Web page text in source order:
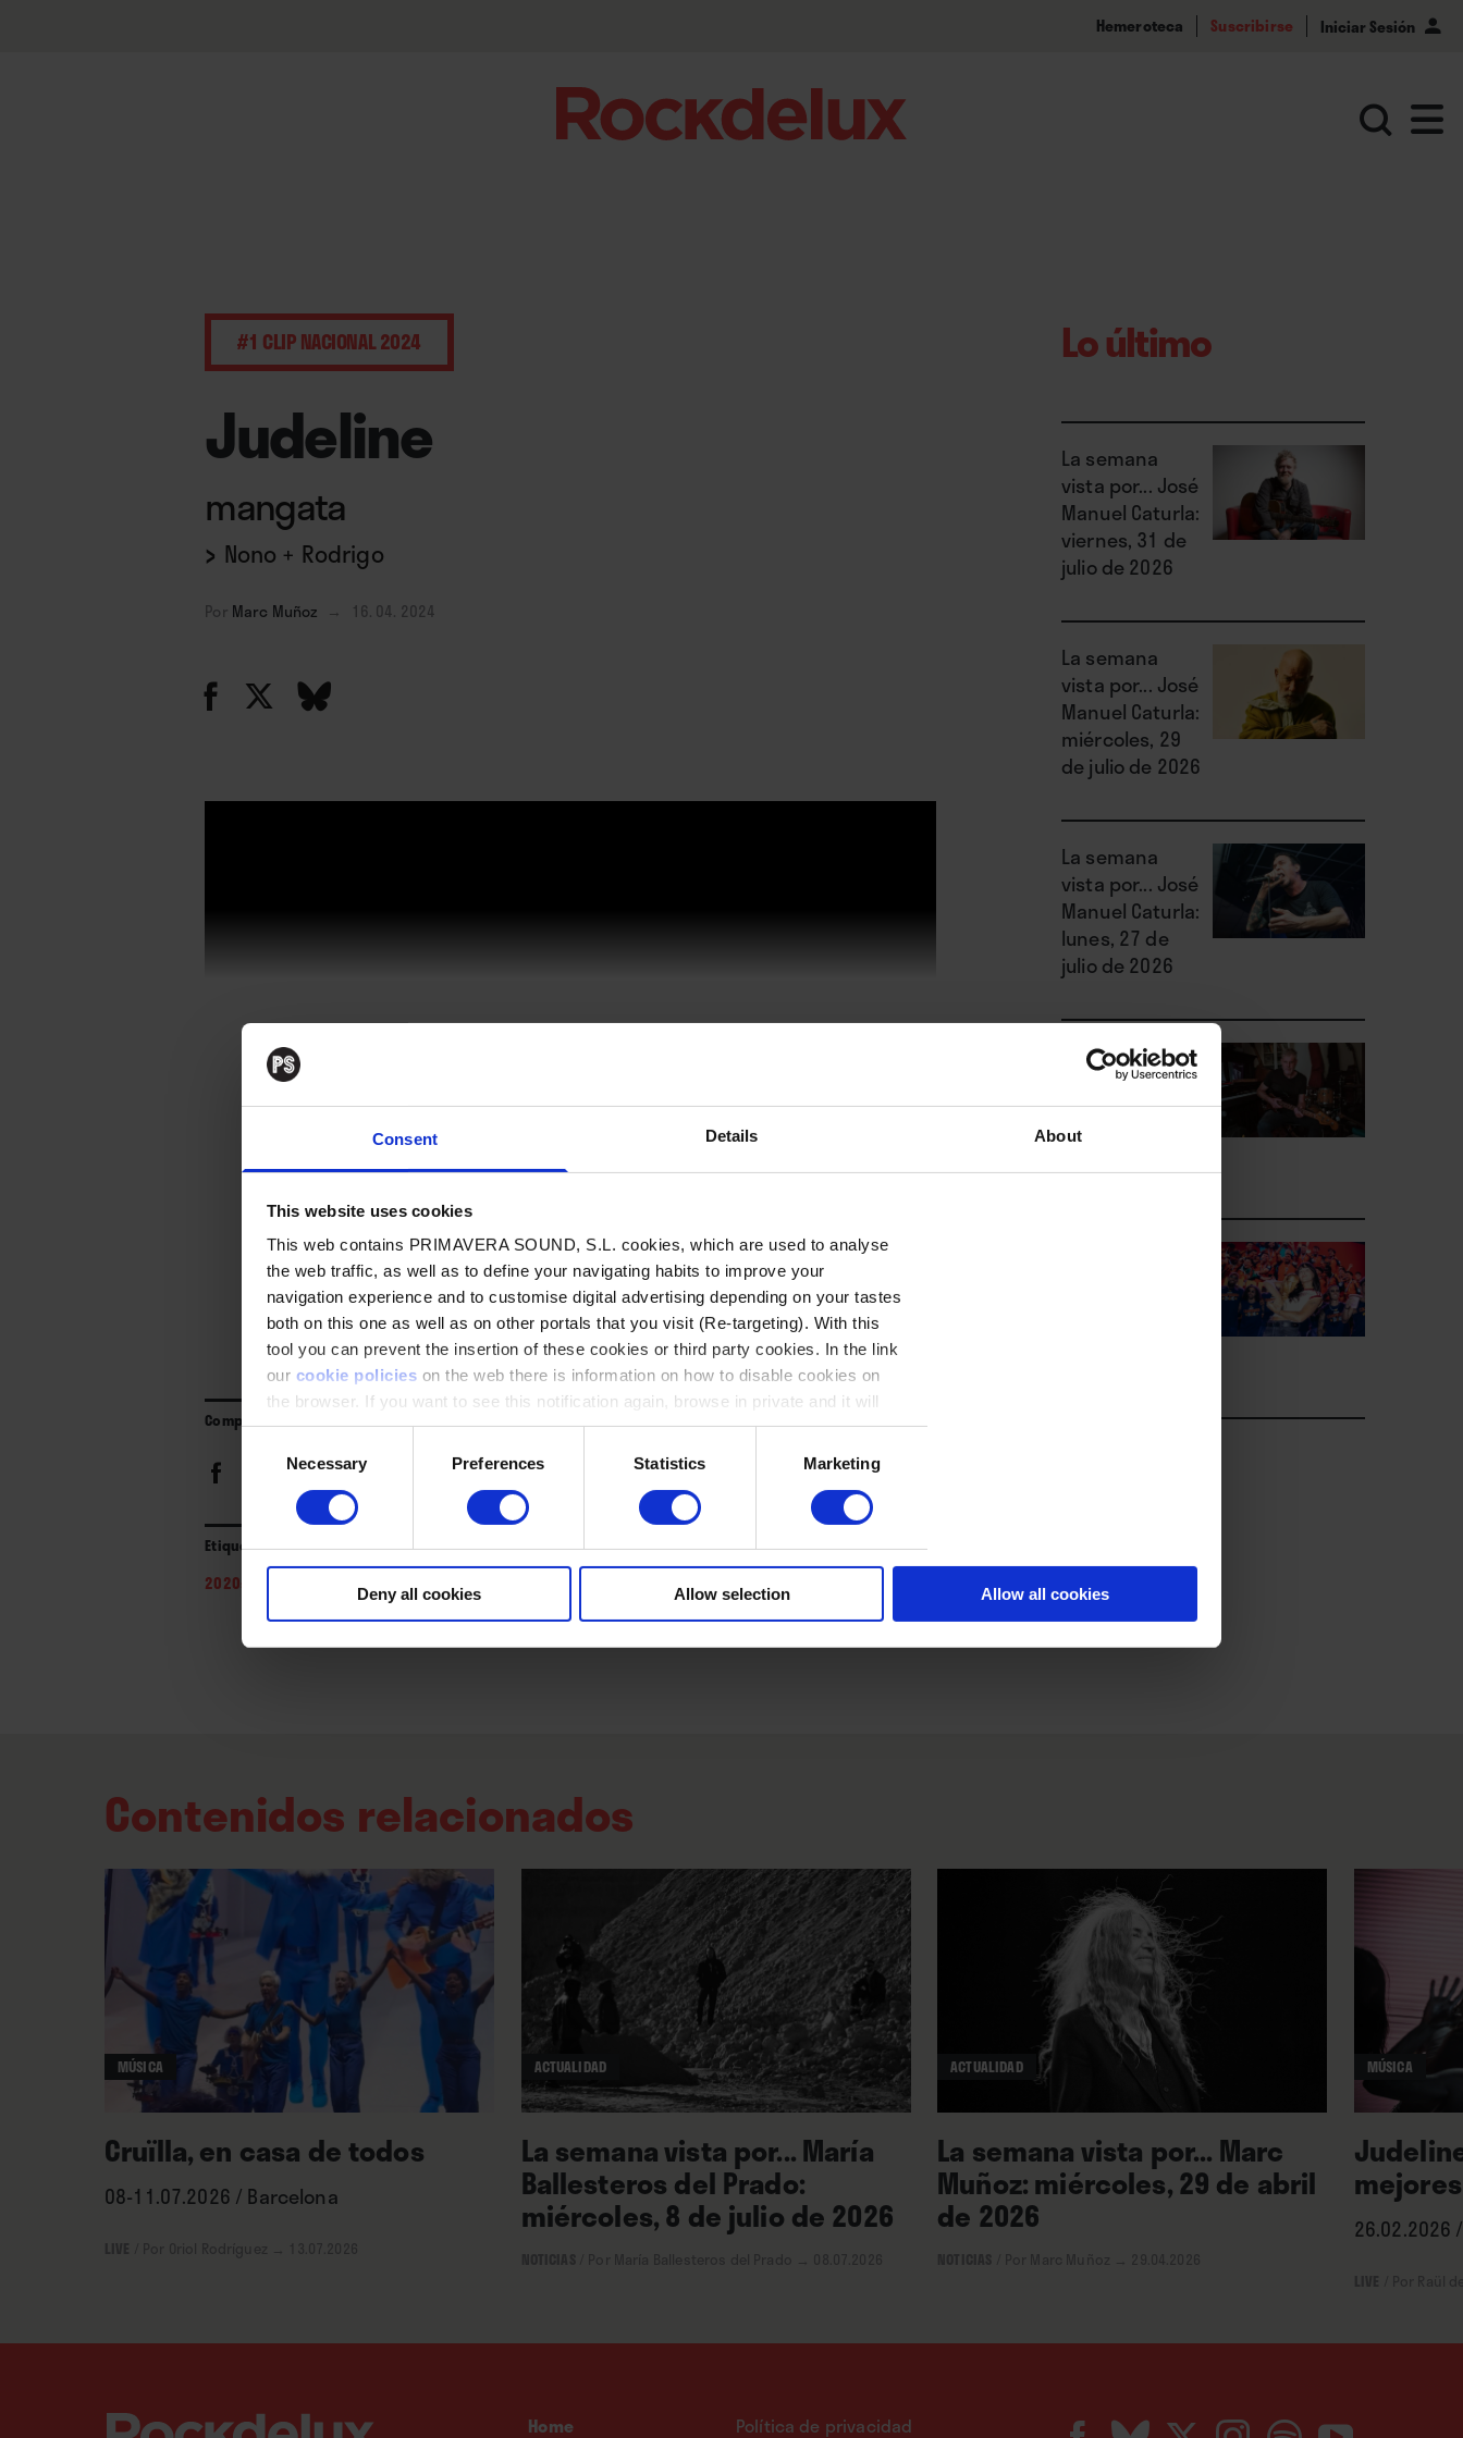
Consent Details About
This website uses cookies
This web contains PRIMAVERA SOUND, S.L. cookies, which are used to analyse
the web traffic, as well as to define your navigating habits to improve your
navigation experience and to customise digital advertising depending on your tastes
both on this one as well as on other portals that you visit (Re-targeting). With this
tool you can prevent the insertion of these cookies or third party cookies. In the link
our cookie policies on the web there is information on how to disable cookies on
the browser. If you want to see this notification again, browse in private and it will
appear again
SelectionNecessary Preferences Statistics Marketing
Deny all cookies Allow selection Allow all cookies
Hemeroteca Suscribirse Iniciar Sesión
#1 CLIP NACIONAL 2024
Judeline
mangata
› Nono + Rodrigo
Por Marc Muñoz → 16. 04. 2024
Suscríbete Inicia sesión
Compartir
Etiquetas
2020s flamenco-pop Los Caños de Meca
Lo último
La semana
vista por... José
Manuel Caturla:
viernes, 31 de
julio de 2026
La semana
vista por... José
Manuel Caturla:
miércoles, 29
de julio de 2026
La semana
vista por... José
Manuel Caturla:
lunes, 27 de
julio de 2026
La semana
vista por...
Diego Rubio:
viernes, 24 de
julio de 2026
Contenidos relacionados
MÚSICA
Cruïlla, en casa de todos
08-11.07.2026 / Barcelona
ACTUALIDAD
La semana vista por... María
Ballesteros del Prado:
miércoles, 8 de julio de 2026
ACTUALIDAD
La semana vista por... Marc
Muñoz: miércoles, 29 de abril
de 2026
MÚSICA
26.02.2026
Home Política de privacidad